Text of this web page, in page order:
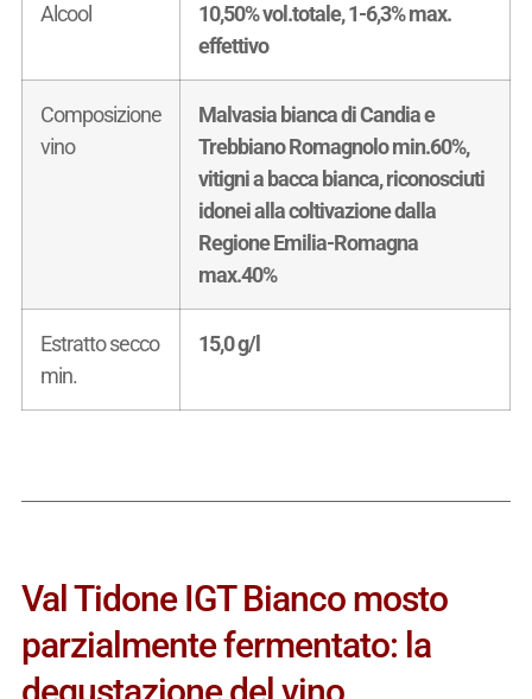
Alcool
10,50% vol.totale, 1-6,3% max.
effettivo
Composizione
vino
Malvasia bianca di Candia e
Trebbiano Romagnolo min.60%,
vitigni a bacca bianca, riconosciuti
idonei alla coltivazione dalla
Regione Emilia-Romagna
max.40%
Estratto secco
min.
15,0 g/l
Val Tidone IGT Bianco mosto
parzialmente fermentato: la